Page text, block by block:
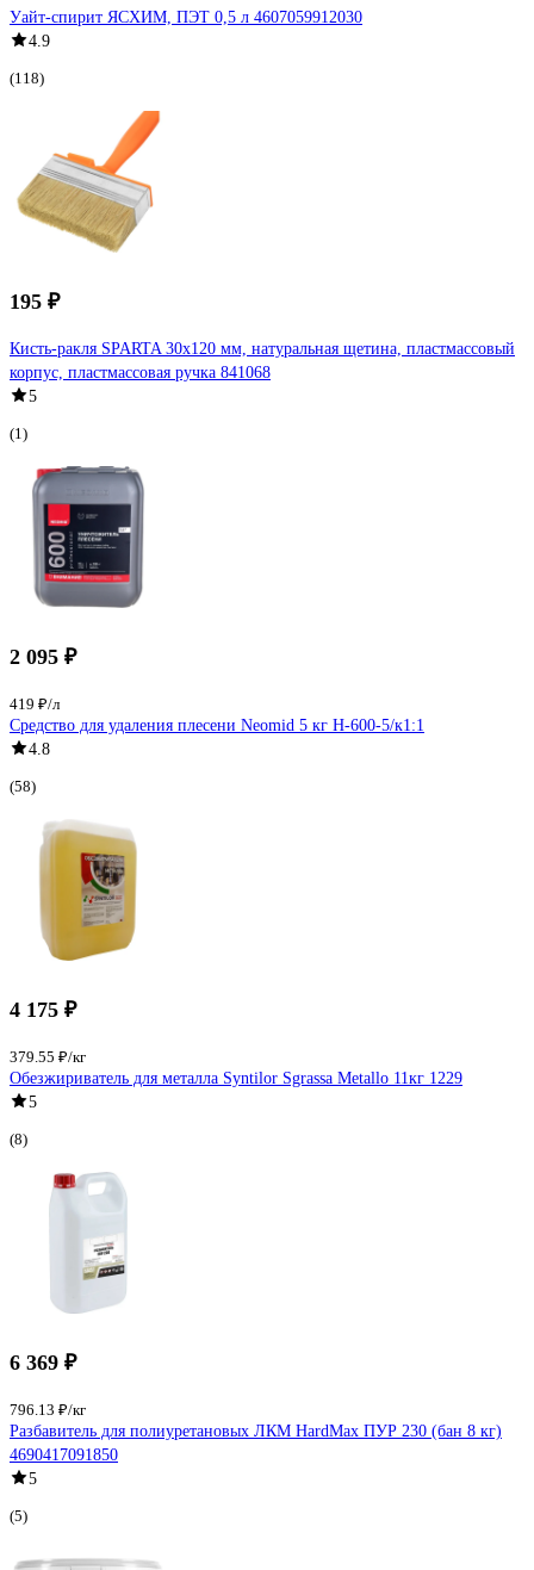
Уайт-спирит ЯСХИМ, ПЭТ 0,5 л 4607059912030
4.9
(118)
195 ₽
Кисть-ракля SPARTA 30x120 мм, натуральная щетина, пластмассовый
корпус, пластмассовая ручка 841068
5
(1)
2 095 ₽
419 ₽/л
Средство для удаления плесени Neomid 5 кг Н-600-5/к1:1
4.8
(58)
4 175 ₽
379.55 ₽/кг
Обезжириватель для металла Syntilor Sgrassa Metallo 11кг 1229
5
(8)
6 369 ₽
796.13 ₽/кг
Разбавитель для полиуретановых ЛКМ HardMax ПУР 230 (бан 8 кг)
4690417091850
5
(5)